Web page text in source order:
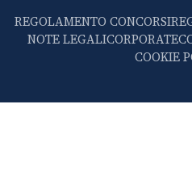
REGOLAMENTO CONCORSI
NOTE LEGALICORPORATE
COOKIE